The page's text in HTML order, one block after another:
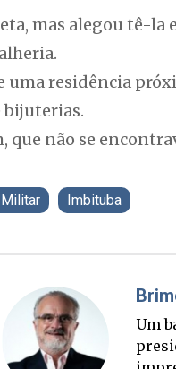
mas alegou tê-la
uma residência
bijuterias.
não se
Imbituba
virou